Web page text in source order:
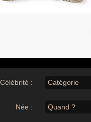
Célébrité : Catégorie
Née : Quand ?